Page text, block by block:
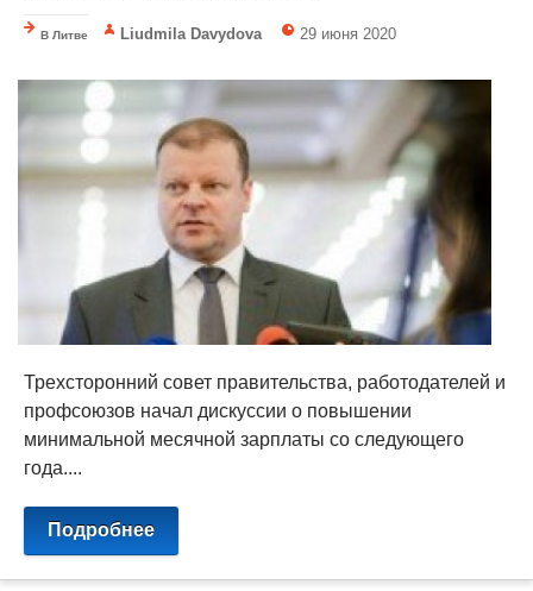
В Литве Liudmila Davydova 29 июня 2020
Трехсторонний совет правительства, работодателей и
профсоюзов начал дискуссии о повышении
минимальной месячной зарплаты со следующего
года....
Подробнее